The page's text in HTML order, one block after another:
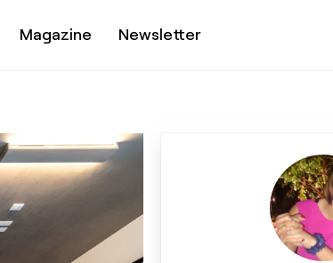
Magazine Newsletter